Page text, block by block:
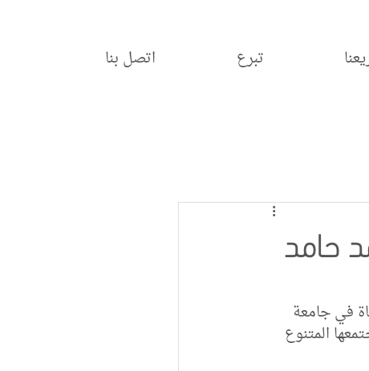
تبرع اتصل بنا
حامد
في جامعة
مجتمعها المتنوع